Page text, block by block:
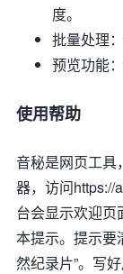
度。
批量处理
预览功能
使用帮助
音秘是网页工具
器，访问https://
台会显示欢迎
本提示。提示要
然纪录片”。写